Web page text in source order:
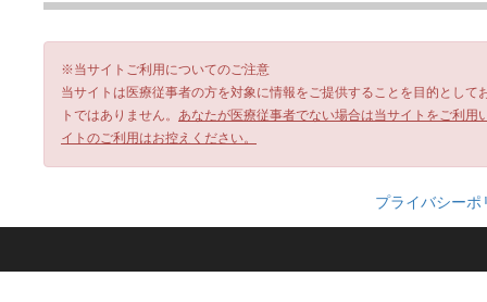
※当サイトご利用についてのご注意
当サイトは医療従事者の方を対象に情報をご提供することを目的とし
トではありません。 あなたが医療従事者でない場合は当サイトをご利
イトのご利用はお控えください。
プライバシーポ